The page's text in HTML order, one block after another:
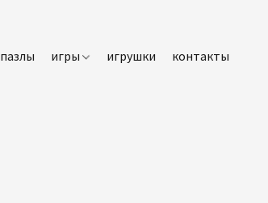
пазлы игры игрушки контакты